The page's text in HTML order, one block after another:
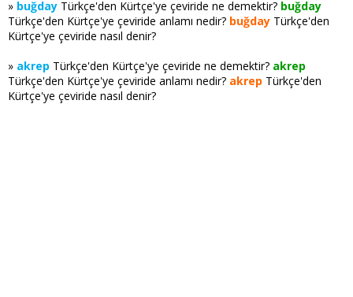
» buğday Türkçe'den Kürtçe'ye çeviride ne demektir? buğday
Türkçe'den Kürtçe'ye çeviride anlamı nedir? buğday Türkçe'den
Kürtçe'ye çeviride nasıl denir?
» akrep Türkçe'den Kürtçe'ye çeviride ne demektir? akrep
Türkçe'den Kürtçe'ye çeviride anlamı nedir? akrep Türkçe'den
Kürtçe'ye çeviride nasıl denir?